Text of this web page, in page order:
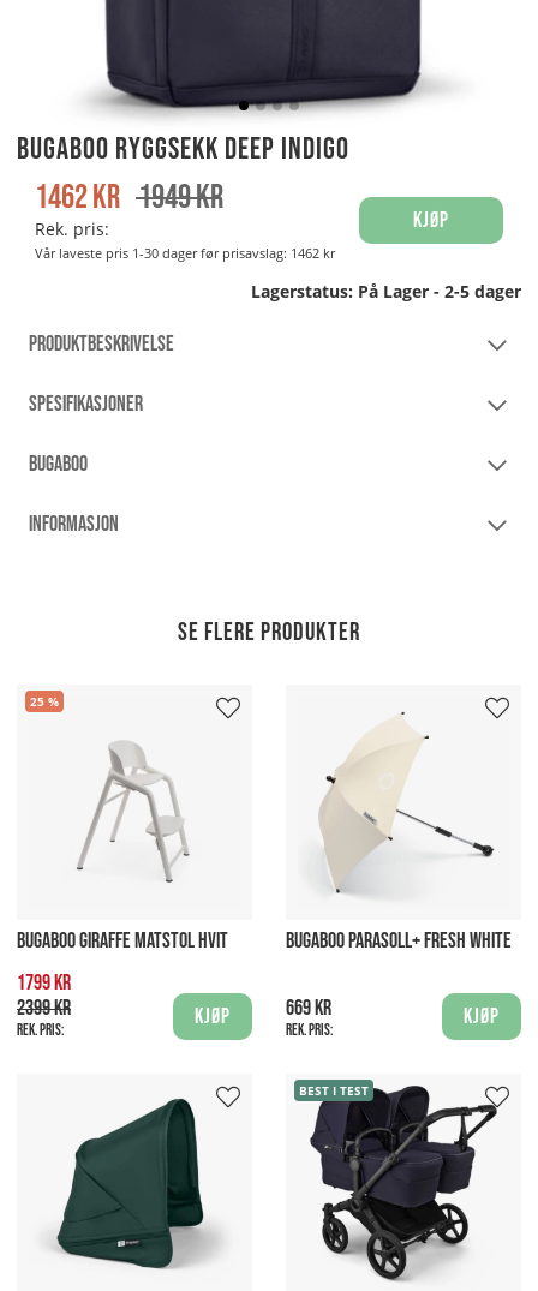
Bugaboo Ryggsekk Deep Indigo
1949kr
1462kr
Rek. pris:
Vår laveste pris 1-30 dager før prisavslag: 1462 kr
Kjøp
Lagerstatus: På Lager - 2-5 dager
PRODUKTBESKRIVELSE
SPESIFIKASJONER
BUGABOO
INFORMASJON
Se flere produkter
25
BUGABOO GIRAFFE MATSTOL HVIT
1799 kr
2399 kr
Rek. pris:
Kjøp
BUGABOO PARASOLL+ FRESH WHITE
669 kr
Rek. pris:
Kjøp
BEST I TEST